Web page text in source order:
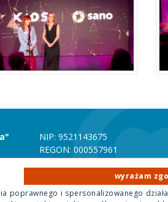
NIP: 9521143675
REGON: 000557961
Numer rachunku bankowego
0000 4356 9500 1001wyrażam
poprawnego i spersonalizowanego